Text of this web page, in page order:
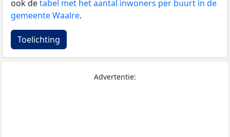
ook detabel met het aantal inwoners per buurt in de
gemeente Waalre.
Toelichting
Advertentie: